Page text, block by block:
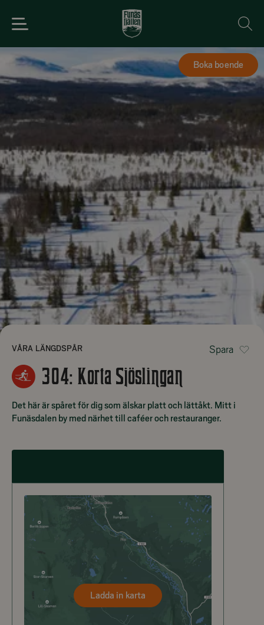
Boka boende
VÅRA LÄNGDSPÅR Spara
304: Korta Sjöslingan
Det här är spåret för dig som älskar platt och lättåkt. Mitt i
Funäsdalen by med närhet till caféer och restauranger.
Ladda in karta